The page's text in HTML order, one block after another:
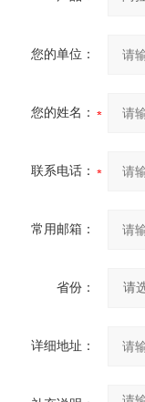
您的单位：
您的姓名：
联系电话：
常用邮箱：
省份：
详细地址：